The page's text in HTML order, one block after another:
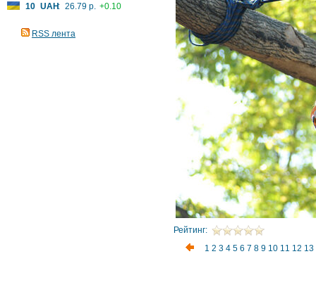
10 UAH: 26.79 р. +0.10
RSS лента
Рейтинг:
1 2 3 4 5 6 7 8 9 10 11 12 13